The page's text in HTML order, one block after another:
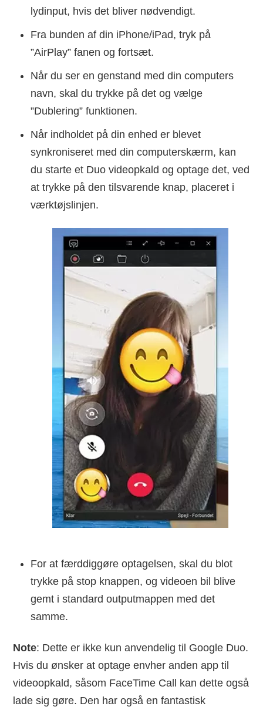
lydinput, hvis det bliver nødvendigt.
Fra bunden af din iPhone/iPad, tryk på
”AirPlay” fanen og fortsæt.
Når du ser en genstand med din computers
navn, skal du trykke på det og vælge
”Dublering” funktionen.
Når indholdet på din enhed er blevet
synkroniseret med din computerskærm, kan
du starte et Duo videopkald og optage det, ved
at trykke på den tilsvarende knap, placeret i
værktøjslinjen.
For at færddiggøre optagelsen, skal du blot
trykke på stop knappen, og videoen bil blive
gemt i standard outputmappen med det
samme.
Note: Dette er ikke kun anvendelig til Google Duo.
Hvis du ønsker at optage envher anden app til
videoopkald, såsom FaceTime Call kan dette også
lade sig gøre. Den har også en fantastisk